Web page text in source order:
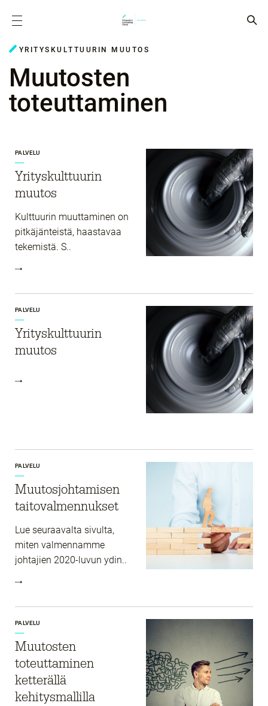
YRITYSKULTTUURIN MUUTOS
Muutosten
toteuttaminen
PALVELU
Yrityskulttuurin
muutos
Kulttuurin muuttaminen on
pitkäjänteistä, haastavaa
tekemistä. S..
PALVELU
Yrityskulttuurin
muutos
PALVELU
Muutosjohtamisen
taitovalmennukset
Lue seuraavalta sivulta,
miten valmennamme
johtajien 2020-luvun ydin..
PALVELU
Muutosten
toteuttaminen
ketterällä
kehitysmallilla